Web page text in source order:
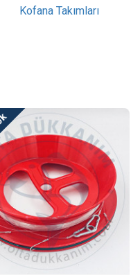
Kofana Takımları